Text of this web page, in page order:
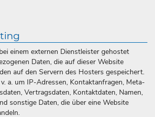
einem externen Dienstleister gehostet
Daten, die auf dieser Website
auf den Servern des Hosters gespeichert.
a. um IP-Adressen, Kontaktanfragen, Meta-
Vertragsdaten, Kontaktdaten, Namen,
sonstige Daten, die über eine Website